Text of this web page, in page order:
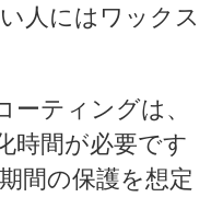
人にはワックス
ーティングは、
時間が必要です
間の保護を想定